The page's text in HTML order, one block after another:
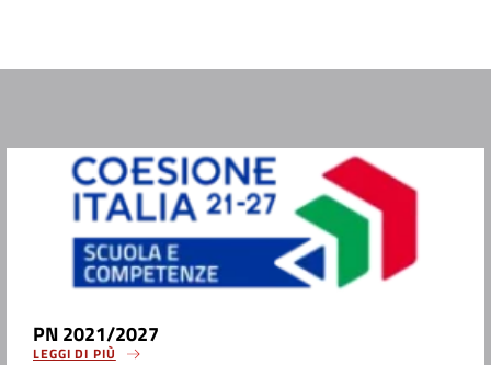
PN 2021/2027
LEGGI DI PIÙ